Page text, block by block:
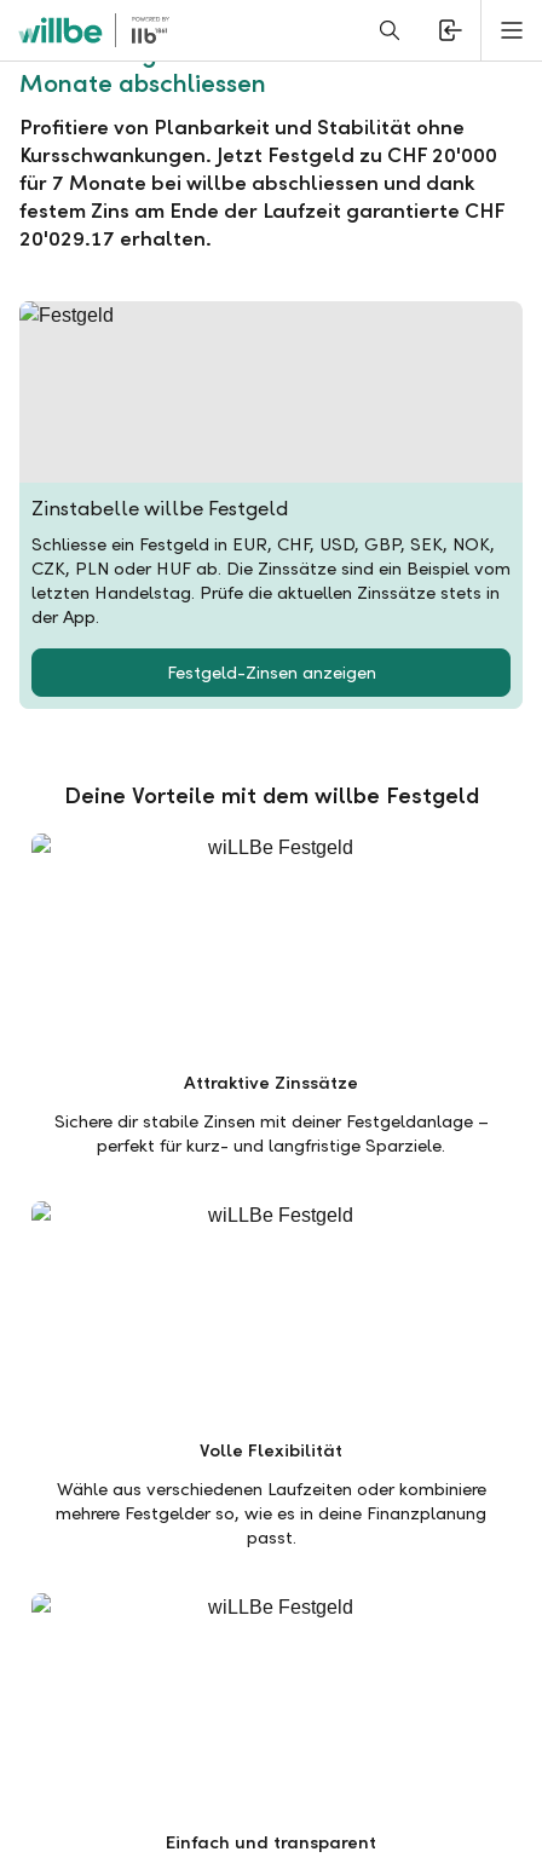
Alerts.Headline
willbe Festgeld zu CHF 20'000 für 7
Monate abschliessen
Profitiere von Planbarkeit und Stabilität ohne
Kursschwankungen. Jetzt Festgeld zu CHF 20'000
für 7 Monate bei willbe abschliessen und dank
festem Zins am Ende der Laufzeit garantierte CHF
20'029.17 erhalten.
Zinstabelle willbe Festgeld
Schliesse ein Festgeld in EUR, CHF, USD, GBP, SEK, NOK,
CZK, PLN oder HUF ab. Die Zinssätze sind ein Beispiel vom
letzten Handelstag. Prüfe die aktuellen Zinssätze stets in
der App.
Festgeld-Zinsen anzeigen
Deine Vorteile mit dem willbe Festgeld
Attraktive Zinssätze
Sichere dir stabile Zinsen mit deiner Festgeldanlage –
perfekt für kurz- und langfristige Sparziele.
Volle Flexibilität
Wähle aus verschiedenen Laufzeiten oder kombiniere
mehrere Festgelder so, wie es in deine Finanzplanung
passt.
Einfach und transparent